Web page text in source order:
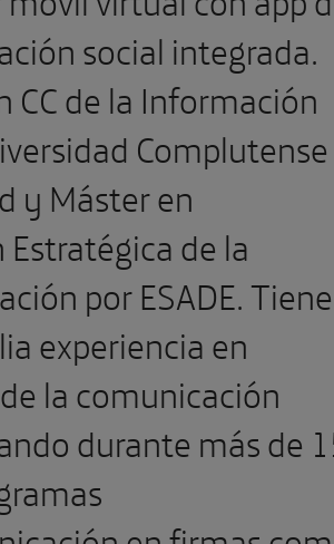
social integrada.
CC de la Información
Complutense
y Máster en
Estratégica de la
por ESADE. Tiene
experiencia en
la comunicación
durante más de